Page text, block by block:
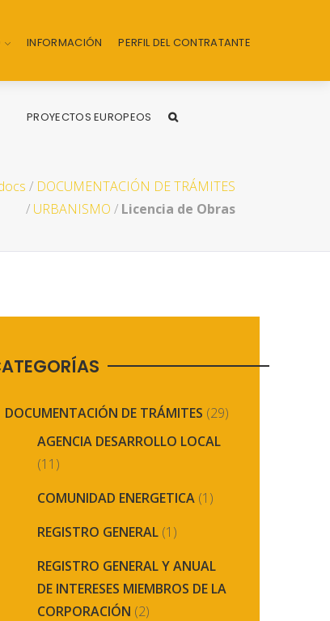
INFORMACIÓN PERFIL DEL CONTRATANTE
PROYECTOS EUROPEOS
/ DOCUMENTACIÓN DE TRÁMITES
/ URBANISMO / Licencia de Obras
DOCUMENTACIÓN DE TRÁMITES (29)
AGENCIA DESARROLLO LOCAL
(11)
COMUNIDAD ENERGETICA (1)
REGISTRO GENERAL (1)
REGISTRO GENERAL Y ANUAL
DE INTERESES MIEMBROS DE LA
CORPORACIÓN (2)